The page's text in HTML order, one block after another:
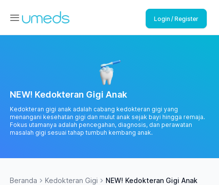
Login / Register
NEW! Kedokteran Gigi Anak
Kedokteran gigi anak adalah cabang kedokteran gigi yang
menangani kesehatan gigi dan mulut anak sejak bayi hingga remaja.
Fokus utamanya adalah pencegahan, diagnosis, dan perawatan
masalah gigi sesuai tahap tumbuh kembang anak.
Beranda Kedokteran Gigi NEW! Kedokteran Gigi Anak